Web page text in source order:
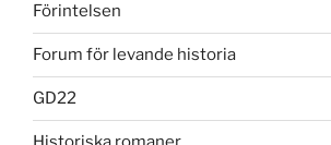
Förintelsen
Forum för levande historia
GD22